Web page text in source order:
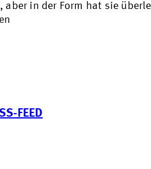
aber in der Form hat sie
FEED